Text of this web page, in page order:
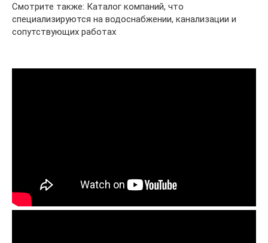
Смотрите также: Каталог компаний, что
специализируются на водоснабжении, канализации и
сопутствующих работах